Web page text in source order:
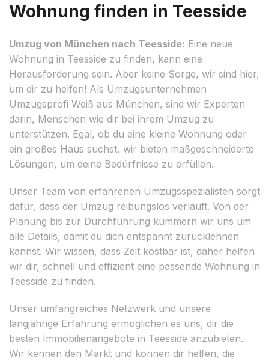
Wohnung finden in Teesside
Umzug von München nach Teesside: Eine neue
Wohnung in Teesside zu finden, kann eine
Herausforderung sein. Aber keine Sorge, wir sind hier,
um dir zu helfen! Als Umzugsunternehmen
Umzugsprofi Weiß aus München, sind wir Experten
darin, Menschen wie dir bei ihrem Umzug zu
unterstützen. Egal, ob du eine kleine Wohnung oder
ein großes Haus suchst, wir bieten maßgeschneiderte
Lösungen, um deine Bedürfnisse zu erfüllen.
Unser Team von erfahrenen Umzugsspezialisten sorgt
dafür, dass der Umzug reibungslos verläuft. Von der
Planung bis zur Durchführung kümmern wir uns um
alle Details, damit du dich entspannt zurücklehnen
kannst. Wir wissen, dass Zeit kostbar ist, daher helfen
wir dir, schnell und effizient eine passende Wohnung in
Teesside zu finden.
Unser umfangreiches Netzwerk und unsere
langjährige Erfahrung ermöglichen es uns, dir die
besten Immobilienangebote in Teesside anzubieten.
Wir kennen den Markt und können dir helfen, die